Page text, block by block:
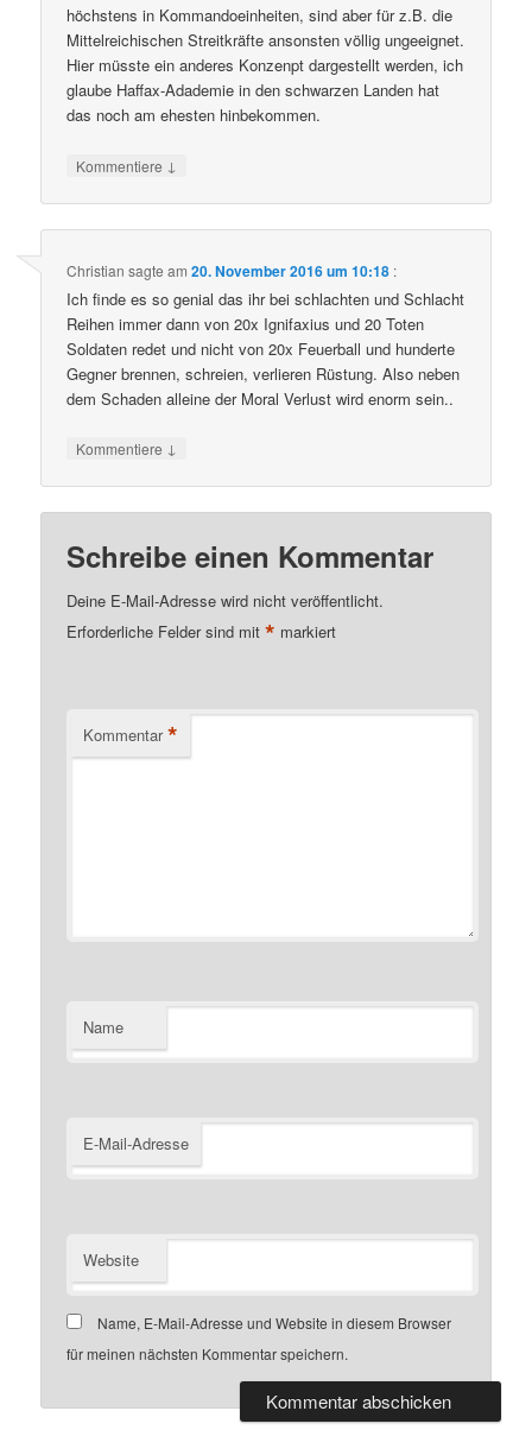
höchstens in Kommandoeinheiten, sind aber für z.B. die
Mittelreichischen Streitkräfte ansonsten völlig ungeeignet.
Hier müsste ein anderes Konzenpt dargestellt werden, ich
glaube Haffax-Adademie in den schwarzen Landen hat
das noch am ehesten hinbekommen.
Kommentiere ↓
Christian sagte am20. November 2016 um 10:18 :
Ich finde es so genial das ihr bei schlachten und Schlacht
Reihen immer dann von 20x Ignifaxius und 20 Toten
Soldaten redet und nicht von 20x Feuerball und hunderte
Gegner brennen, schreien, verlieren Rüstung. Also neben
dem Schaden alleine der Moral Verlust wird enorm sein..
Kommentiere ↓
Schreibe einen Kommentar
Deine E-Mail-Adresse wird nicht veröffentlicht.
Erforderliche Felder sind mit* markiert
Kommentar *
Name
E-Mail-Adresse
Website
Name, E-Mail-Adresse und Website in diesem Browser
für meinen nächsten Kommentar speichern.